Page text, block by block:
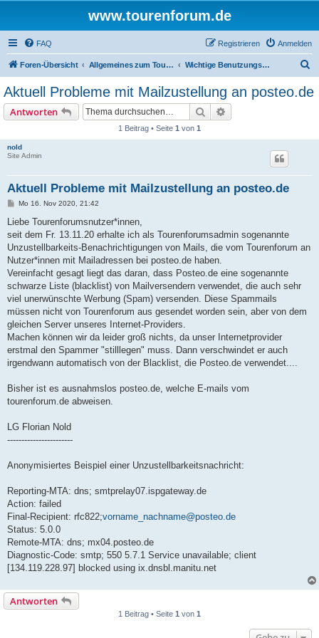
www.tourenforum.de
FAQ Anmelden
Registrieren
Foren-Übersicht Allgemeines zum Tourenforum Wichtige Benutzungshinweise
c
Aktuell Probleme mit Mailzustellung an posteo.de
Antworten Suche
1 Beitrag • Seite 1 von 1
nold
Site Admin
Aktuell Probleme mit Mailzustellung an posteo.de
B
i
r
a
Mo 16. Nov 2020, 21:42
Liebe Tourenforumsnutzer*innen,
seit dem Fr. 13.11.20 erhalte ich als Tourenforumsadmin sogenannte
Unzustellbarkeits-Benachrichtigungen von Mails, die vom Tourenforum an
Nutzer*innen mit Mailadressen bei posteo.de haben.
Vereinfacht gesagt liegt das daran, dass Posteo.de eine sogenannte
schwarze Liste (blacklist) von Mailversendern verwendet, die auch sehr
viel unerwünschte Werbung (Spam) versenden. Diese Spammails
müssen nicht von Tourenforum aus gesendet worden sein, aber von dem
gleichen Server unseres Internet-Providers.
Machen können wir da leider groß nichts, da unser Internetprovider
erstmal den Spammer "stilllegen" muss. Dann verschwindet er auch
irgendwann automatisch von der Blacklist, die Posteo.de verwendet....
Bisher ist es ausnahmslos posteo.de, welche E-mails vom
tourenforum.de abweisen.
LG Florian Nold
-----------------------
Anonymisiertes Beispiel einer Unzustellbarkeitsnachricht:
Reporting-MTA: dns; smtprelay07.ispgateway.de
Action: failed
Final-Recipient: rfc822;vorname_nachname@posteo.de
Status: 5.0.0
Remote-MTA: dns; mx04.posteo.de
Diagnostic-Code: smtp; 550 5.7.1 Service unavailable; client
[134.119.228.97] blocked using ix.dnsbl.manitu.net
Antworten
1 Beitrag • Seite 1 von 1